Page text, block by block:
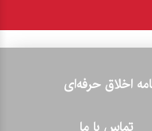
اخلاق حرفه‌ای